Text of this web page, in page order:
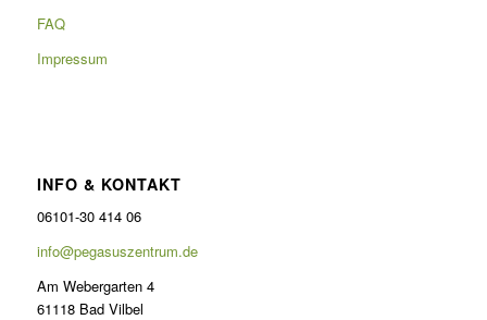
FAQ
Impressum
INFO & KONTAKT
06101-30 414 06
info@pegasuszentrum.de
Am Webergarten 4
61118 Bad Vilbel